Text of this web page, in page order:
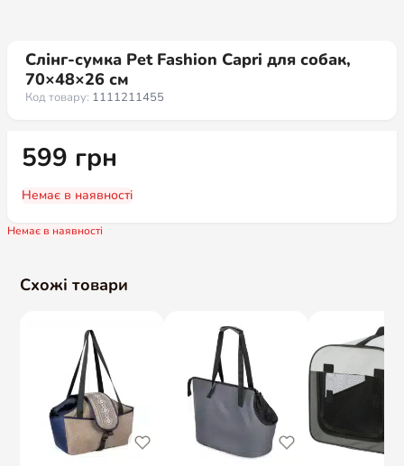
Слінг-сумка Pet Fashion Capri для собак,
70×48×26 см
Код товару: 1111211455
599 грн
Немає в наявності
Немає в наявності
Схожі товари